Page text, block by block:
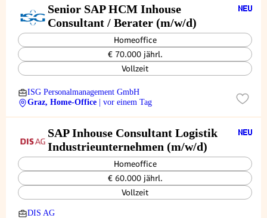
Senior SAP HCM Inhouse
Consultant / Berater (m/w/d)
Homeoffice
€ 70.000 jährl.
Vollzeit
ISG Personalmanagement GmbH
Graz, Home-Office
| vor einem Tag
SAP Inhouse Consultant Logistik
Industrieunternehmen (m/w/d)
Homeoffice
€ 60.000 jährl.
Vollzeit
DIS AG